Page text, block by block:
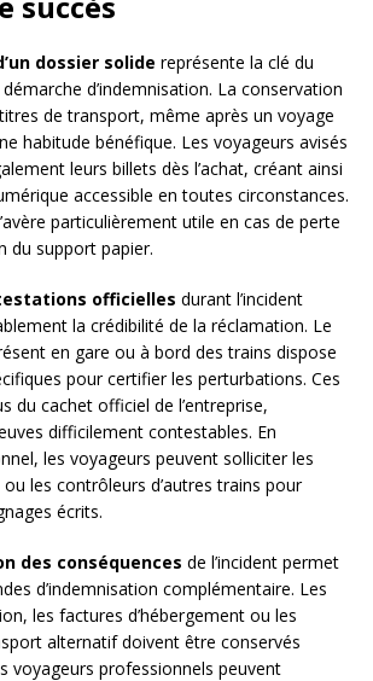
dossier solide représente la clé du
d’indemnisation. La conservation
de transport, même après un voyage
habitude bénéfique. Les voyageurs avisés
leurs billets dès l’achat, créant ainsi
accessible en toutes circonstances.
particulièrement utile en cas de perte
du support papier.
officielles durant l’incident
la crédibilité de la réclamation. Le
en gare ou à bord des trains dispose
pour certifier les perturbations. Ces
du cachet officiel de l’entreprise,
difficilement contestables. En
les voyageurs peuvent solliciter les
les contrôleurs d’autres trains pour
écrits.
des conséquences de l’incident permet
d’indemnisation complémentaire. Les
les factures d’hébergement ou les
alternatif doivent être conservés
voyageurs professionnels peuvent